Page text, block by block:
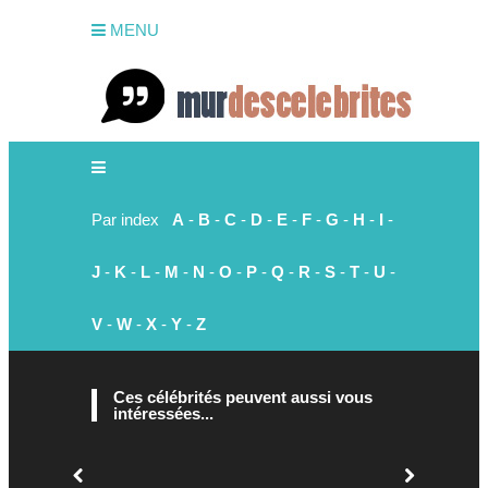
MENU
Par index A - B - C - D - E - F - G - H - I -
J - K - L - M - N - O - P - Q - R - S - T - U -
V - W - X - Y - Z
Ces célébrités peuvent aussi vous
intéressées...